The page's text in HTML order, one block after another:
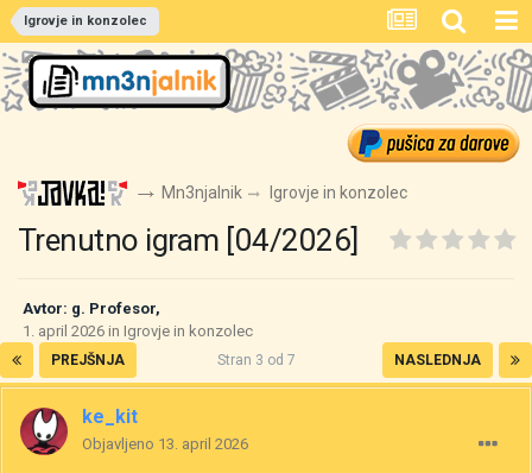
Igrovje in konzolec
Mn3njalnik Igrovje in konzolec
Trenutno igram [04/2026]
Avtor: g. Profesor,
1. april 2026 in Igrovje in konzolec
PREJŠNJA NASLEDNJA
Stran 3 od 7
ke_kit
Objavljeno 13. april 2026